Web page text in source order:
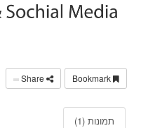
Bookmark
Share
תמונות (1)